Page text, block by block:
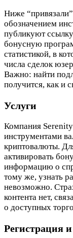
Ниже
обозначением
публикуют
бонусную
статистикой, в
числа сделок
Важно: найти
получится, как и
Услуги
Компания
инструментами
криптовалюты.
активировать
информацию о
тому же, узнать
невозможно.
контента нет,
о доступных
Регистрация